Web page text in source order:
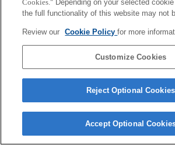
Terms of Use Contact Us
Cookies." Depending on your selected
the full functionality of this website may not
Review our Cookie Policyfor more
Customize Cookies
Reject Optional Cookies
Accept Optional